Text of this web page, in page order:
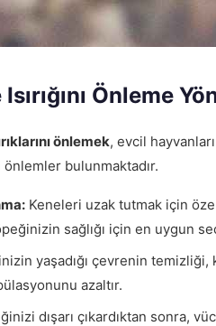
Önleme
önlemek, evcil
bulunmaktadır.
Keneleri uzak tutmak için
sağlığı için en uygun
yaşadığı çevrenin
azaltır.
dışarı çıkardıktan sonra,